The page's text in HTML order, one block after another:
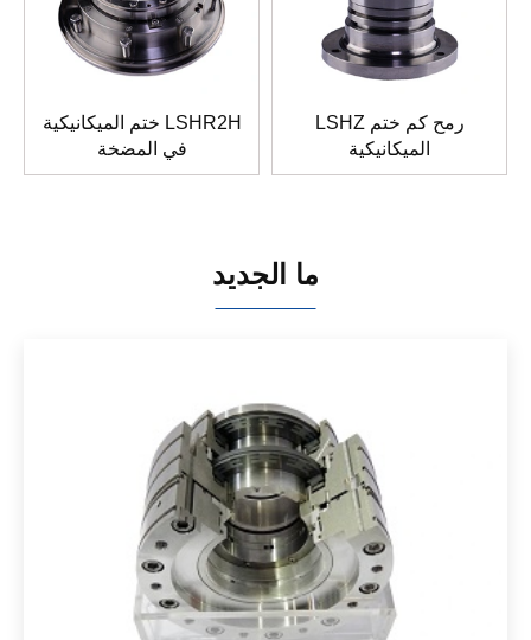
ختم الميكانيكية LSHR2H
في المضخة
LSHZ رمح كم ختم
الميكانيكية
ما الجديد